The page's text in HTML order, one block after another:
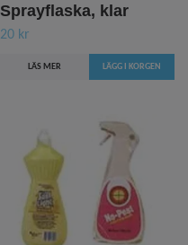
Sprayflaska, klar
20 kr
LÄS MER